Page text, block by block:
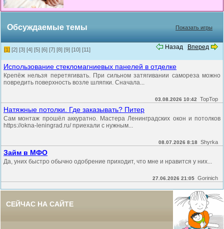
Обсуждаемые темы Показать игры
Назад Вперед
[1] [2] [3] [4] [5] [6] [7] [8] [9] [10] [11]
Использование стекломагниевых панелей в отделке
Крепёж нельзя перетягивать. При сильном затягивании самореза можно
повредить поверхность возле шляпки. Сначала...
03.08.2026 10:42 TopTop
Натяжные потолки. Где заказывать? Питер
Сам монтаж прошёл аккуратно. Мастера Ленинградских окон и потолков
https://okna-leningrad.ru/ приехали с нужным...
08.07.2026 8:18 Shyrka
Займ в МФО
Да, уних быстро обычно одобрение приходит, что мне и нравится у них...
27.06.2026 21:05 Gorinich
СЕЙЧАС НА САЙТЕ